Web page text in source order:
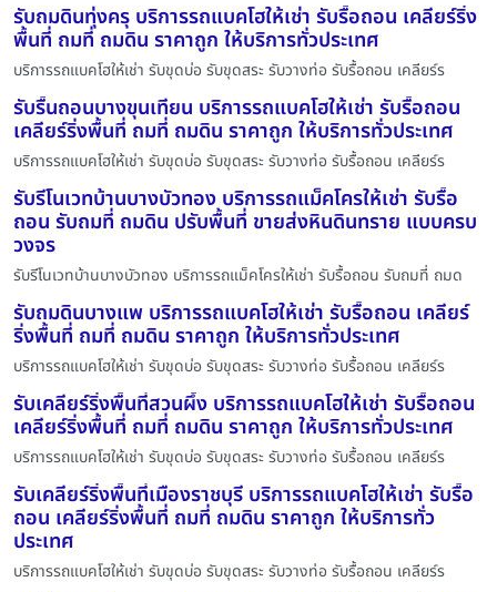
รับถมดินทุ่งครุ บริการรถแบคโฮให้เช่า รับรื้อถอน เคลียร์ริ่ง
พื้นที่ ถมที่ ถมดิน ราคาถูก ให้บริการทั่วประเทศ
บริการรถแบคโฮให้เช่า รับขุดบ่อ รับขุดสระ รับวางท่อ รับรื้อถอน เคลียร์ร
รับรื้นถอนบางขุนเทียน บริการรถแบคโฮให้เช่า รับรื้อถอน
เคลียร์ริ่งพื้นที่ ถมที่ ถมดิน ราคาถูก ให้บริการทั่วประเทศ
บริการรถแบคโฮให้เช่า รับขุดบ่อ รับขุดสระ รับวางท่อ รับรื้อถอน เคลียร์ร
รับรีโนเวทบ้านบางบัวทอง บริการรถแม็คโครให้เช่า รับรื้อ
ถอน รับถมที่ ถมดิน ปรับพื้นที่ ขายส่งหินดินทราย แบบครบ
วงจร
รับรีโนเวทบ้านบางบัวทอง บริการรถแม็คโครให้เช่า รับรื้อถอน รับถมที่ ถมด
รับถมดินบางแพ บริการรถแบคโฮให้เช่า รับรื้อถอน เคลียร์
ริ่งพื้นที่ ถมที่ ถมดิน ราคาถูก ให้บริการทั่วประเทศ
บริการรถแบคโฮให้เช่า รับขุดบ่อ รับขุดสระ รับวางท่อ รับรื้อถอน เคลียร์ร
รับเคลียร์ริ่งพื้นที่สวนผึ้ง บริการรถแบคโฮให้เช่า รับรื้อถอน
เคลียร์ริ่งพื้นที่ ถมที่ ถมดิน ราคาถูก ให้บริการทั่วประเทศ
บริการรถแบคโฮให้เช่า รับขุดบ่อ รับขุดสระ รับวางท่อ รับรื้อถอน เคลียร์ร
รับเคลียร์ริ่งพื้นที่เมืองราชบุรี บริการรถแบคโฮให้เช่า รับรื้อ
ถอน เคลียร์ริ่งพื้นที่ ถมที่ ถมดิน ราคาถูก ให้บริการทั่ว
ประเทศ
บริการรถแบคโฮให้เช่า รับขุดบ่อ รับขุดสระ รับวางท่อ รับรื้อถอน เคลียร์ร